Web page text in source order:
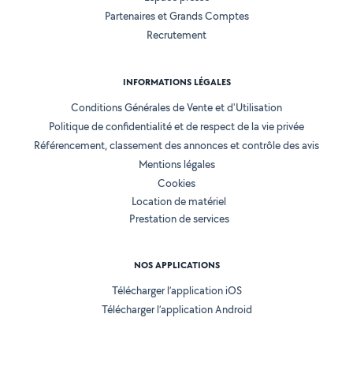
Partenaires et Grands Comptes
Recrutement
INFORMATIONS LÉGALES
Conditions Générales de Vente et d'Utilisation
Politique de confidentialité et de respect de la vie privée
Référencement, classement des annonces et contrôle des avis
Mentions légales
Cookies
Location de matériel
Prestation de services
NOS APPLICATIONS
Télécharger l’application iOS
Télécharger l’application Android